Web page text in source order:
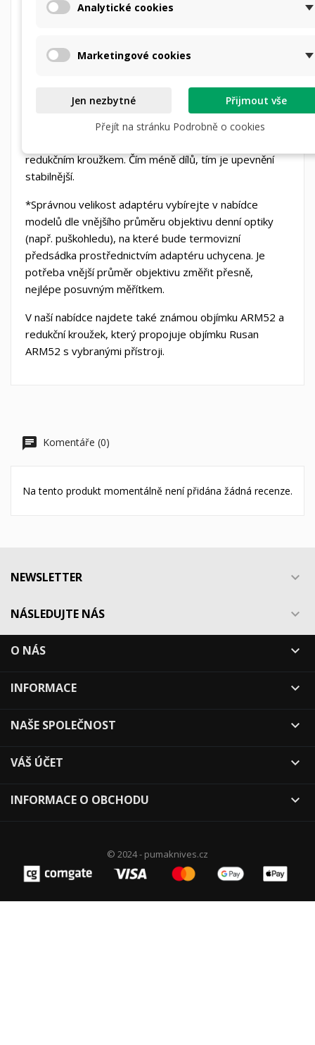
HIKMICRO Thunder 1.0 TE19C, TH35PC,
Hlavní výhodou ARH objímky je její tužší provedení a
snadnější použití oproti objímce ARM52, kterou je
redukčním kroužkem. Čím méně dílů, tím je upevnění
stabilnější.
*Správnou velikost adaptéru vybírejte v nabídce
modelů dle vnějšího průměru objektivu denní optiky
(např. puškohledu), na které bude termovizní
předsádka prostřednictvím adaptéru uchycena. Je
potřeba vnější průměr objektivu změřit přesně,
nejlépe posuvným měřítkem.
V naší nabídce najdete také známou objímku ARM52 a
redukční kroužek, který propojuje objímku Rusan
ARM52 s vybranými přístroji.
Komentáře (0)
Na tento produkt momentálně není přidána žádná recenze.
NEWSLETTER 
NÁSLEDUJTE NÁS 
O NÁS 
INFORMACE 
NAŠE SPOLEČNOST 
VÁŠ ÚČET 
INFORMACE O OBCHODU 
© 2024 - pumaknives.cz
Analytické cookies
Marketingové cookies
Jen nezbytné
Přijmout vše
Přejít na stránku Podrobně o cookies